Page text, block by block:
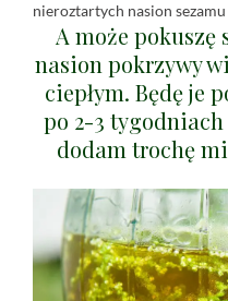
nieroztartych nasion
A może pokuszę
nasion pokrzywy
ciepłym. Będę je
po 2-3
dodam trochę